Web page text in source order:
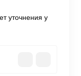
уточнения у